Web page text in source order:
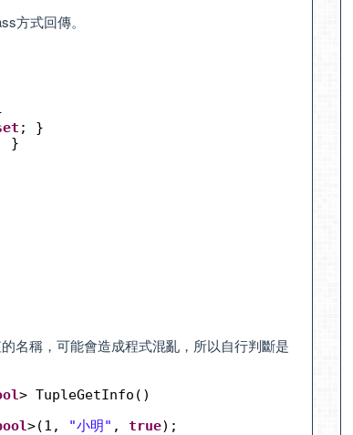
方式回傳。
; }
}
名稱，可能會造成程式混亂，所以自行判斷是
> TupleGetInfo()
>(1, "小明" , true);